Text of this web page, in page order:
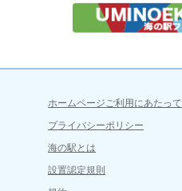
ホームページご利用にあたって
プライバシーポリシー
海の駅とは
設置認定規則